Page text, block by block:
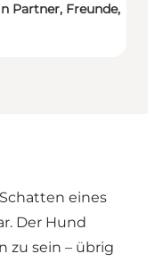
Partner, Freunde,
eines
Der Hund
zu sein – übrig